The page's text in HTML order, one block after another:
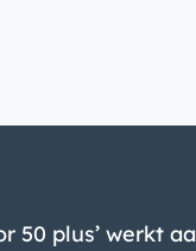
50 plus’ werkt